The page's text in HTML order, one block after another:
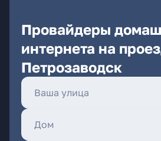
Провайдеры
интернета на
Петрозаводск